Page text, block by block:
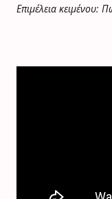
Επιμέλεια κειμένου: